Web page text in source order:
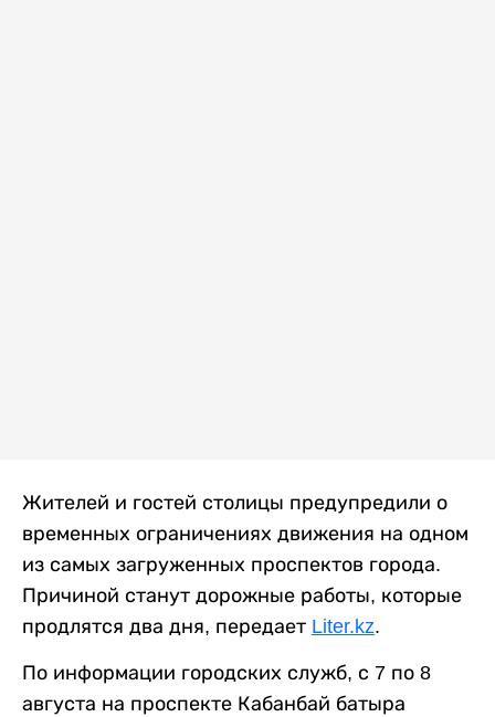
Жителей и гостей столицы предупредили о
временных ограничениях движения на одном
из самых загруженных проспектов города.
Причиной станут дорожные работы, которые
продлятся два дня, передает Liter.kz.
По информации городских служб, с 7 по 8
августа на проспекте Кабанбай батыра